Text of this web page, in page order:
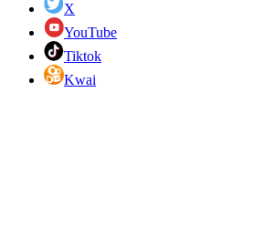
X
YouTube
Tiktok
Kwai